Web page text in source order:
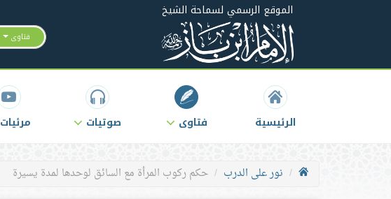
الموقع الرسمي لسماحة الشيخ
فتاوى
الرئيسية فتاوى صوتيات مرئيات
نور على الدرب حكم ركوب المرأة مع السائق لوحدها لمدة يسيرة